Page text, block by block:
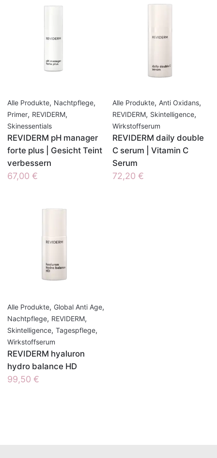
Alle Produkte, Nachtpflege,
Primer, REVIDERM,
Skinessentials
REVIDERM pH manager
forte plus | Gesicht Teint
verbessern
67,00 €
Alle Produkte, Anti Oxidans,
REVIDERM, Skintelligence,
Wirkstoffserum
REVIDERM daily double
C serum | Vitamin C
Serum
72,20 €
Alle Produkte, Global Anti Age,
Nachtpflege, REVIDERM,
Skintelligence, Tagespflege,
Wirkstoffserum
REVIDERM hyaluron
hydro balance HD
99,50 €